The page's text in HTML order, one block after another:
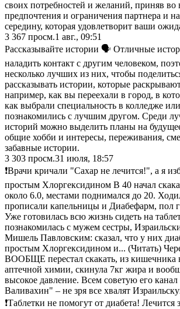
своих потребностей и желаний, приняв во
предпочтения и ограничения партнера и
середину, которая удовлетворит ваши
3 367 просм.1 авг., 09:51
Рассказывайте истории 🗣️ Отличные
наладить контакт с другим человеком,
несколько лучших из них, чтобы
рассказывать истории, которые
например, как вы переехали в город, в
как выбрали специальность в колледже
познакомились с лучшим другом. Среди
историй можно выделить планы на
общие хобби и интересы, переживания,
забавные истории.
3 303 просм.31 июля, 18:57
❗️Врачи кричали "Сахар не лечится!", а я
простым Хлоргексидином В 40 начал
около 6.0, местами поднимался до 20.
прописали капельницы и Диабефарм, пол
Уже готовилась всю жизнь сидеть на
познакомилась с мужем сестры,
Мишель Павловским: сказал, что у них
простым Хлоргексидином и... (Читать)
ВООБЩЕ перестал скакать, из
аптечной химии, скинула 7кг жира и
высокое давление. Всем советую его
Валивахин" – не зря все хвалят
❗️Таблетки не помогут от диабета! Лечится